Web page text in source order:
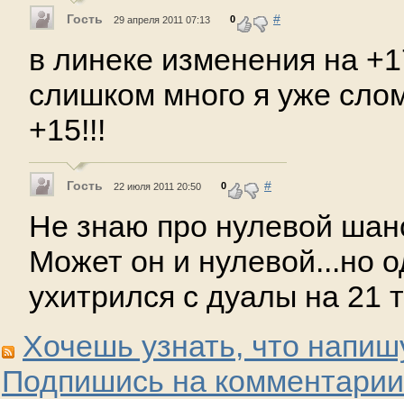
Гость 29 апреля 2011 07:13 0 #
в линеке изменения на
слишком много я уже
+15!!!
Гость 22 июля 2011 20:50 0 #
Не знаю про нулевой
Может он и нулевой...но
ухитрился с дуалы на 21
Хочешь узнать, что
Подпишись на